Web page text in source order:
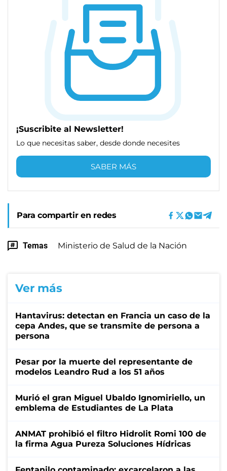
¡Suscribite al Newsletter!
Lo que necesitas saber, desde donde necesites
SABER MÁS
Para compartir en redes
Temas Ministerio de Salud de la Nación
Ver más
Hantavirus: detectan en Francia un caso de la
cepa Andes, que se transmite de persona a
persona
Pesar por la muerte del representante de
modelos Leandro Rud a los 51 años
Murió el gran Miguel Ubaldo Ignomiriello, un
emblema de Estudiantes de La Plata
ANMAT prohibió el filtro Hidrolit Romi 100 de
la firma Agua Pureza Soluciones Hídricas